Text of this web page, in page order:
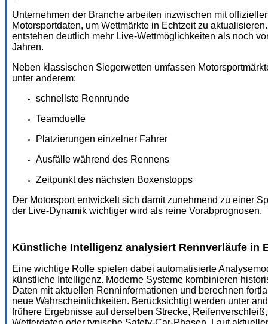
Unternehmen der Branche arbeiten inzwischen mit
Motorsportdaten, um Wettmärkte in Echtzeit zu
entstehen deutlich mehr Live-Wettmöglichkeiten als noch
Jahren.
Neben klassischen Siegerwetten umfassen
unter anderem:
schnellste Rennrunde
Teamduelle
Platzierungen einzelner Fahrer
Ausfälle während des Rennens
Zeitpunkt des nächsten Boxenstopps
Der Motorsport entwickelt sich damit zunehmend zu einer
der Live-Dynamik wichtiger wird als reine Vorabprognosen.
Künstliche Intelligenz analysiert Rennverläufe in
Eine wichtige Rolle spielen dabei automatisierte
künstliche Intelligenz. Moderne Systeme kombinieren
Daten mit aktuellen Renninformationen und berechnen
neue Wahrscheinlichkeiten. Berücksichtigt werden unter
frühere Ergebnisse auf derselben Strecke, Reifenverschleiß,